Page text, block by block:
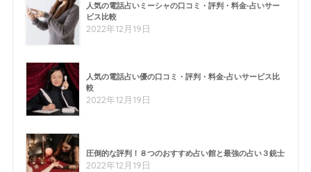
人気の電話占いミーシャの口コミ・評判・料金-占いサー
ビス比較
2022年12月19日
人気の電話占い優の口コミ・評判・料金-占いサービス比
較
2022年12月19日
圧倒的な評判！８つのおすすめ占い館と最強の占い３銃士
2022年12月19日